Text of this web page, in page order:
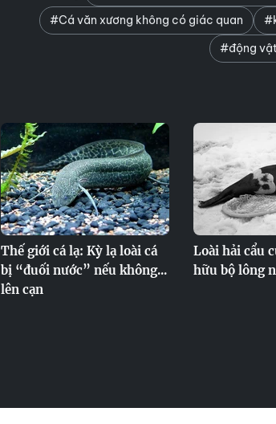
#Cá văn xương không có giác quan
#động
Thế giới cá lạ: Kỳ lạ loài cá
bị “đuối nước” nếu không...
lên cạn
Loài hải cẩu
hữu bộ lông